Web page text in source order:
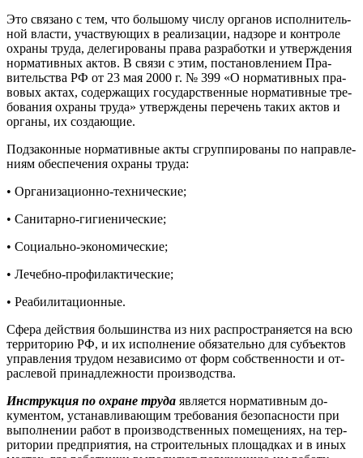
Это свя­зано с тем, что боль­шо­му чис­лу ор­га­нов ис­полни­тель­
ной влас­ти, учас­тву­ющих в ре­али­зации, над­зо­ре и кон­тро­ле
ох­ра­ны тру­да, де­леги­рова­ны пра­ва раз­ра­бот­ки и ут­вер­жде­ния
нор­ма­тив­ных ак­тов. В свя­зи с этим, пос­та­нов­ле­ни­ем Пра­
витель­ства РФ от 23 мая 2000 г. № 399 «О нор­ма­тив­ных пра­
вовых ак­тах, со­дер­жа­щих го­сударс­твен­ные нор­ма­тив­ные тре­
бова­ния ох­ра­ны тру­да» ут­вер­жде­ны пе­речень та­ких ак­тов и
ор­га­ны, их соз­да­ющие.
Под­за­кон­ные нор­ма­тив­ные ак­ты сгруп­пи­рова­ны по нап­равле­
ни­ям обес­пе­чения ох­ра­ны тру­да:
• Ор­га­низа­ци­он­но-тех­ни­чес­кие;
• Са­нитар­но-ги­ги­ени­чес­кие;
• Со­ци­аль­но-эко­номи­чес­кие;
• Ле­чеб­но-про­филак­ти­чес­кие;
• Ре­аби­лита­ци­он­ные.
Сфе­ра дей­ствия боль­шинс­тва из них рас­простра­ня­ет­ся на всю
тер­ри­торию РФ, и их ис­полне­ние обя­затель­но для субъ­ек­тов
уп­равле­ния тру­дом не­зави­симо от форм собс­твен­ности и от­
расле­вой при­над­лежнос­ти про­из­водс­тва.
Инс­трук­ция по ох­ра­не тру­да яв­ля­ет­ся нор­ма­тив­ным до­
кумен­том, ус­та­нав­ли­ва­ющим тре­бова­ния бе­зопас­ности при
вы­пол­не­нии ра­бот в про­из­водс­твен­ных по­меще­ни­ях, на тер­
ри­тории пред­при­ятия, на стро­итель­ных пло­щад­ках и в иных